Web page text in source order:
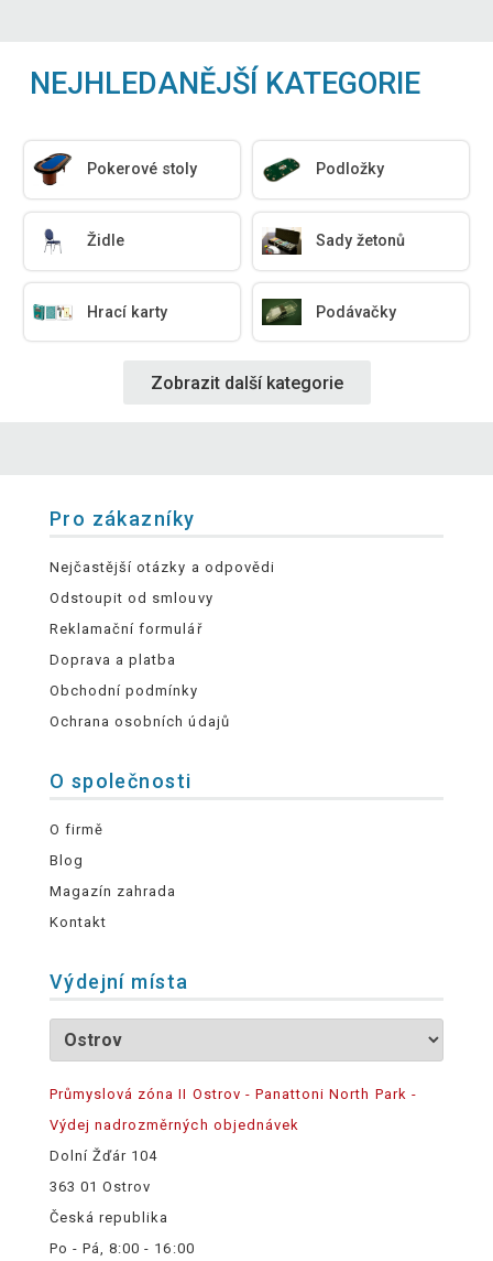
NEJHLEDANĚJŠÍ KATEGORIE
Pokerové stoly Podložky
Židle Sady žetonů
Hrací karty Podávačky
Zobrazit další kategorie
Pro zákazníky
Nejčastější otázky a odpovědi
Odstoupit od smlouvy
Reklamační formulář
Doprava a platba
Obchodní podmínky
Ochrana osobních údajů
O společnosti
O firmě
Blog
Magazín zahrada
Kontakt
Výdejní místa
Průmyslová zóna II Ostrov - Panattoni North Park -
Výdej nadrozměrných objednávek
Dolní Žďár 104
363 01 Ostrov
Česká republika
Po - Pá, 8:00 - 16:00